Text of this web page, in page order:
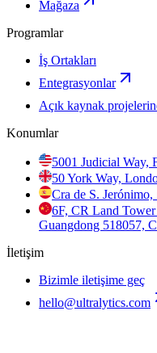
Mağaza
Programlar
İş Ortakları
Entegrasyonlar
Açık kaynak
Konumlar
5001 Judicial Way,
50 York Way,
Cra de S.
6F, CR Land
Guangdong 518057,
İletişim
Bizimle iletişime geç
hello@ultralytics.com